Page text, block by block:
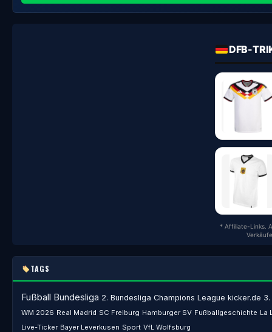
DFB-
* Affiliate-Links.
TAGS
Fußball Bundesliga 2. Bundesliga Champions League kicker.de 3.
WM 2026 Real Madrid SC Freiburg Hamburger SV Fußballgeschichte La
Live-Ticker Bayer Leverkusen Sport VfL Wolfsburg